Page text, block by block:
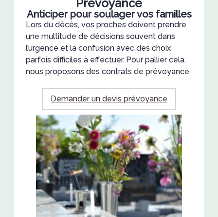
Prévoyance
Anticiper pour soulager vos familles
Lors du décès, vos proches doivent prendre
une multitude de décisions souvent dans
l’urgence et la confusion avec des choix
parfois difficiles à effectuer. Pour pallier cela,
nous proposons des contrats de prévoyance.
Demander un devis prévoyance